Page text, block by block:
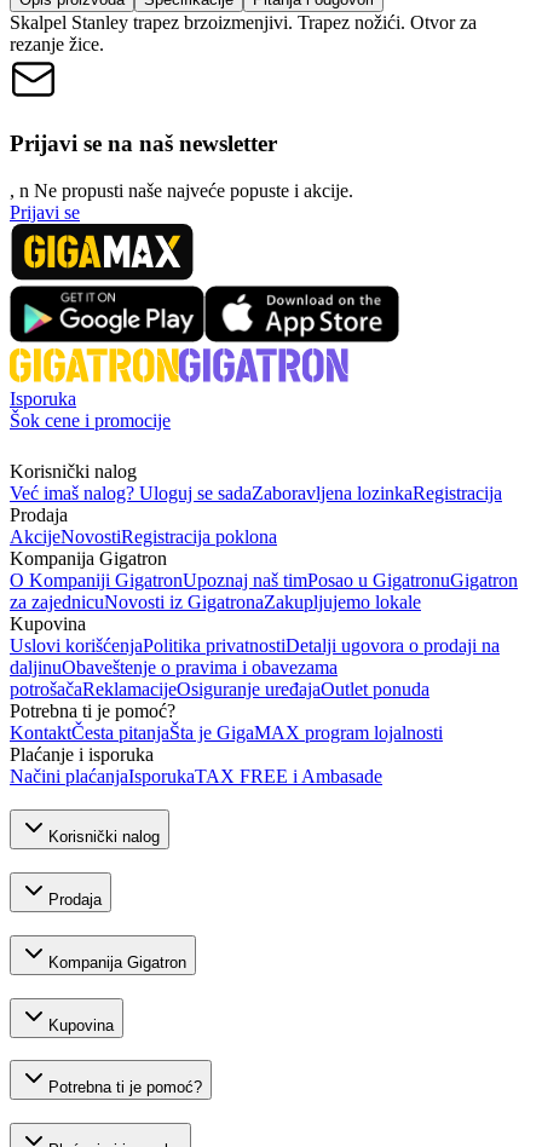
Skalpel Stanley trapez brzoizmenjivi. Trapez nožići. Otvor za
rezanje žice.
Prijavi se na naš newsletter
, n Ne propusti naše najveće popuste i akcije.
Prijavi se
Isporuka
Šok cene i promocije
Korisnički nalog
Već imaš nalog? Uloguj se sadaZaboravljena lozinkaRegistracija
Prodaja
AkcijeNovostiRegistracija poklona
Kompanija Gigatron
O Kompaniji GigatronUpoznaj naš timPosao u GigatronuGigatron
za zajednicuNovosti iz GigatronaZakupljujemo lokale
Kupovina
Uslovi korišćenjaPolitika privatnostiDetalji ugovora o prodaji na
daljinuObaveštenje o pravima i obavezama
potrošačaReklamacijeOsiguranje uređajaOutlet ponuda
Potrebna ti je pomoć?
KontaktČesta pitanjaŠta je GigaMAX program lojalnosti
Plaćanje i isporuka
Načini plaćanjaIsporukaTAX FREE i Ambasade
Korisnički nalog
Prodaja
Kompanija Gigatron
Kupovina
Potrebna ti je pomoć?